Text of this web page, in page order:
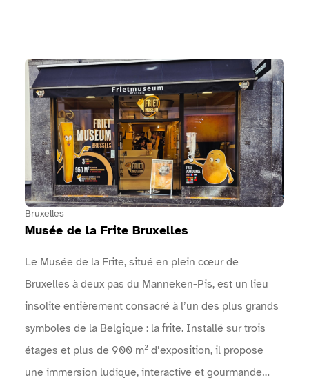
dimanche 23 août ! Vous ne serez pas déçus !Le
programme complet des concerts, animations, sports,
… : Une arche permet d'identifier l'entrée de
l'événement.Un point info est présent près des
entrées.Des zones sanitaires sont à disposition.Des
points d'eau sont mis à disposition.Une vidéo en
langue des signes réalisée par Surdimobil, présente
l'événement sur le site internet de l'événement
Bruxelles
Musée de la Frite Bruxelles
Le Musée de la Frite, situé en plein cœur de
Bruxelles à deux pas du Manneken-Pis, est un lieu
insolite entièrement consacré à l’un des plus grands
symboles de la Belgique : la frite. Installé sur trois
étages et plus de 900 m² d’exposition, il propose
une immersion ludique, interactive et gourmande
Voir Musée de la Frite Bruxelles